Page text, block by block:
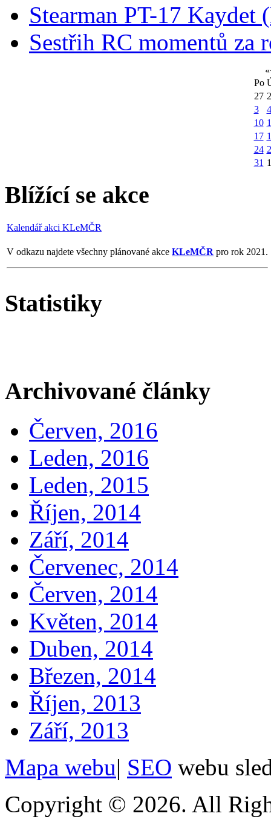
Stearman PT-17 Kaydet
Sestřih RC momentů za
«
Po
27
3
4
10
17
24
31 1
Blížící se akce
Kalendář akci KLeMČR
V odkazu najdete všechny plánované akce KLeMČR pro rok 2021.
Statistiky
Archivované články
Červen, 2016
Leden, 2016
Leden, 2015
Říjen, 2014
Září, 2014
Červenec, 2014
Červen, 2014
Květen, 2014
Duben, 2014
Březen, 2014
Říjen, 2013
Září, 2013
Mapa webu| SEO webu
Copyright © 2026. All